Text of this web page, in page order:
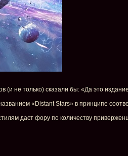
(и не только) сказали бы: «Да это
«Distant Stars» в принципе
даст фору по количеству